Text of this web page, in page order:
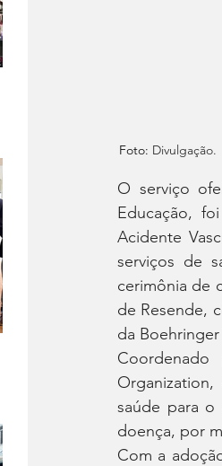
Foto: Divulgação.
O serviço
Educação,
Acidente
serviços de
cerimônia de
de Resende,
da
saúde para o
doença, por
Com a